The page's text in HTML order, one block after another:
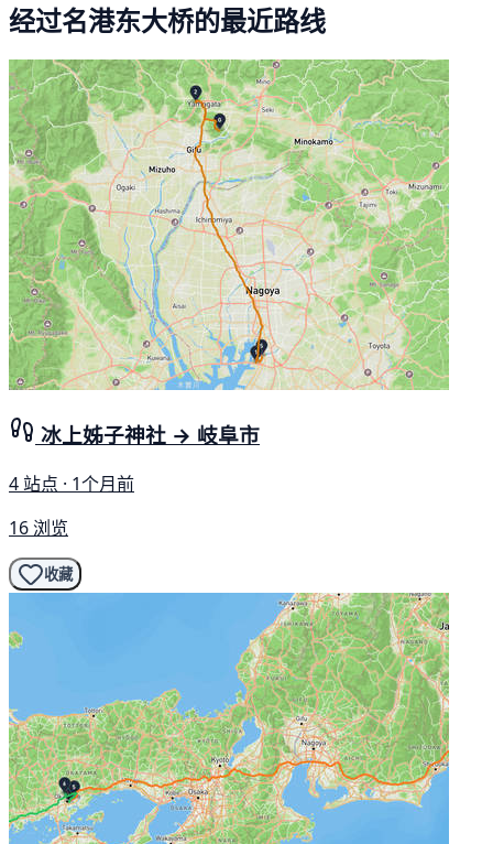
经过名港东大桥的最近路线
冰上姊子神社 → 岐阜市
4 站点 · 1个月前
16 浏览
收藏